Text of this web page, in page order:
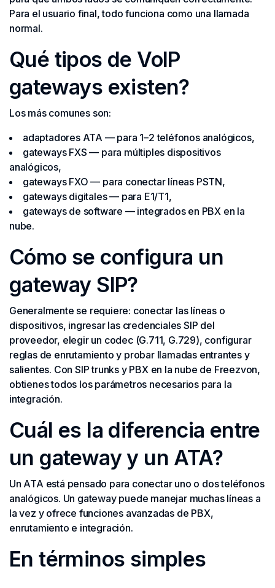
Para el usuario final, todo funciona como una llamada
normal.
Qué tipos de VoIP
gateways existen?
Los más comunes son:
adaptadores ATA — para 1–2 teléfonos analógicos,
gateways FXS — para múltiples dispositivos
analógicos,
gateways FXO — para conectar líneas PSTN,
gateways digitales — para E1/T1,
gateways de software — integrados en PBX en la
nube.
Cómo se configura un
gateway SIP?
Generalmente se requiere: conectar las líneas o
dispositivos, ingresar las credenciales SIP del
proveedor, elegir un codec (G.711, G.729), configurar
reglas de enrutamiento y probar llamadas entrantes y
salientes. Con SIP trunks y PBX en la nube de Freezvon,
obtienes todos los parámetros necesarios para la
integración.
Cuál es la diferencia entre
un gateway y un ATA?
Un ATA está pensado para conectar uno o dos teléfonos
analógicos. Un gateway puede manejar muchas líneas a
la vez y ofrece funciones avanzadas de PBX,
enrutamiento e integración.
En términos simples